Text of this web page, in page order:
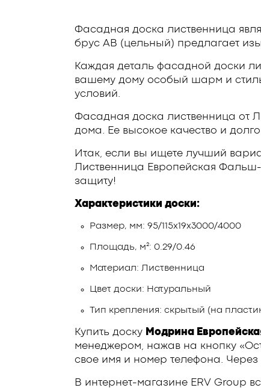
Фасадная доска лиственница
брус АВ (цельный) предлагает
Каждая деталь фасадной доски
вашему дому особый шарм и
условий.
Фасадная доска лиственница от
дома. Ее высокое качество и
Итак, если вы ищете лучший
Лиственница Европейская
защиту!
Характеристики доски:
Размер, мм: 95/115х19х3000/4000
Площадь, м²: 0.29/0.46
Материал: Лиственница
Цвет доски: Натуральный
Тип крепления: скрытый (на
Купить доску Модрина
менеджером, нажав на кнопку
свое имя и номер телефона.
В интернет-магазине ERV Group